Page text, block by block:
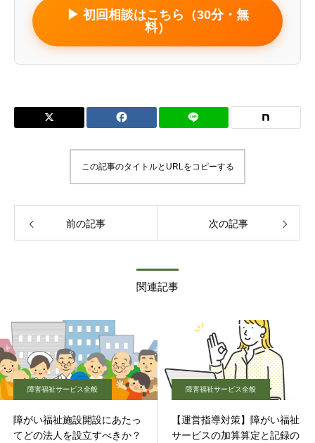
▶ 初回相談はこちら（30分・無
料）
この記事のタイトルとURLをコピーする
前の記事 次の記事
関連記事
障害福祉サービス全般
障がい福祉施設開設にあたっ
てどの法人を設立すべきか？
障害福祉サービス全般
【運営指導対策】障がい福祉
サービスの加算算定と記録の